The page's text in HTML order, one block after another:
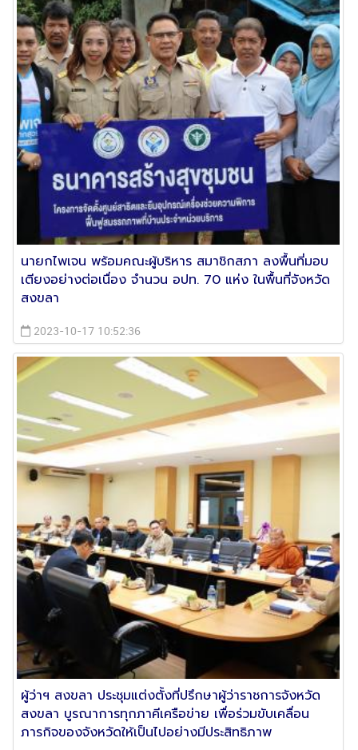
นายกไพเจน พร้อมคณะผู้บริหาร สมาชิกสภา ลงพื้นที่มอบ
เตียงอย่างต่อเนื่อง จำนวน อปท. 70 แห่ง ในพื้นที่จังหวัด
สงขลา
2023-10-17 10:52:36
ผู้ว่าฯ สงขลา ประชุมแต่งตั้งที่ปรึกษาผู้ว่าราชการจังหวัด
สงขลา บูรณาการทุกภาคีเครือข่าย เพื่อร่วมขับเคลื่อน
ภารกิจของจังหวัดให้เป็นไปอย่างมีประสิทธิภาพ